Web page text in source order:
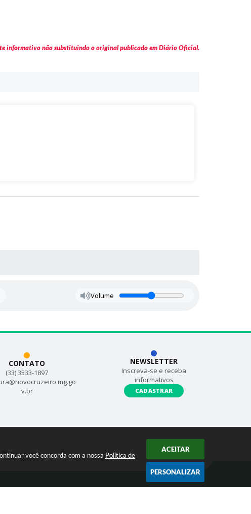
você concorda com a nossa Política de
ACEITAR
PERSONALIZAR
informativo não substituindo o original publicado em Diário Oficial.
Volume
CONTATO
(33) 3533-1897
v.br
NEWSLETTER
Inscreva-se e receba
informativos
CADASTRAR
Dados Abertos